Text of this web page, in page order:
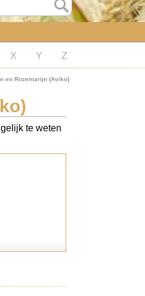
X Y Z
en Rozemarijn (Aviko)
te weten